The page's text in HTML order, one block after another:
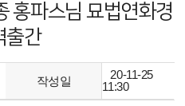
홍파스님 묘법연화경
출간
작성일
20-11-25
11:30